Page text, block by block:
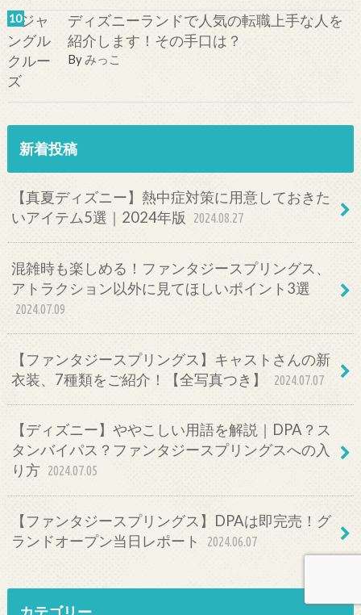
ディズニーランドで人気の転職上手な人を
紹介します！その手口は？
Byみっこ
新着投稿
【真夏ディズニー】熱中症対策に用意しておきた
いアイテム5選｜2024年版
2024.08.27
混雑時も楽しめる！ファンタジースプリングス、
アトラクション以外に見てほしいポイント3選
2024.07.09
【ファンタジースプリングス】キャストさんの新
衣装、7種類をご紹介！【全写真つき】
2024.07.07
【ディズニー】ややこしい用語を解説｜DPA？ス
タンバイパス？ファンタジースプリングスへの入
り方 2024.07.05
【ファンタジースプリングス】DPAは即完売！グ
ランドオープン当日レポート
2024.06.07